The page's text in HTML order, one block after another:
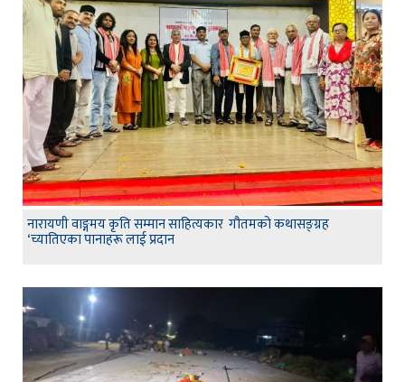
नारायणी वाङ्गमय कृति सम्मान साहित्यकार गौतमको कथासङ्ग्रह
‘च्यातिएका पानाहरू लाई प्रदान